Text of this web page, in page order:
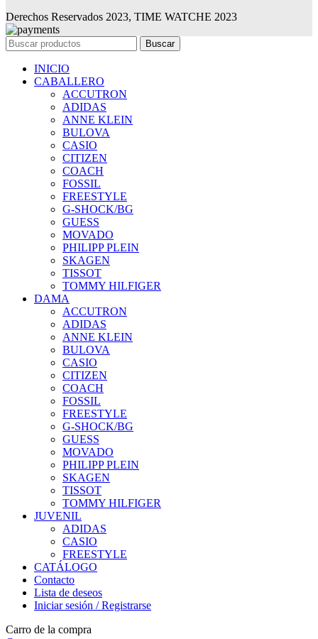
Derechos Reservados 2023, TIME WATCHE 2023
Buscar
INICIO
CABALLERO
ACCUTRON
ADIDAS
ANNE KLEIN
BULOVA
CASIO
CITIZEN
COACH
FOSSIL
FREESTYLE
G-SHOCK/BG
GUESS
MOVADO
PHILIPP PLEIN
SKAGEN
TISSOT
TOMMY HILFIGER
DAMA
ACCUTRON
ADIDAS
ANNE KLEIN
BULOVA
CASIO
CITIZEN
COACH
FOSSIL
FREESTYLE
G-SHOCK/BG
GUESS
MOVADO
PHILIPP PLEIN
SKAGEN
TISSOT
TOMMY HILFIGER
JUVENIL
ADIDAS
CASIO
FREESTYLE
CATÁLOGO
Contacto
Lista de deseos
Iniciar sesión / Registrarse
Carro de la compra